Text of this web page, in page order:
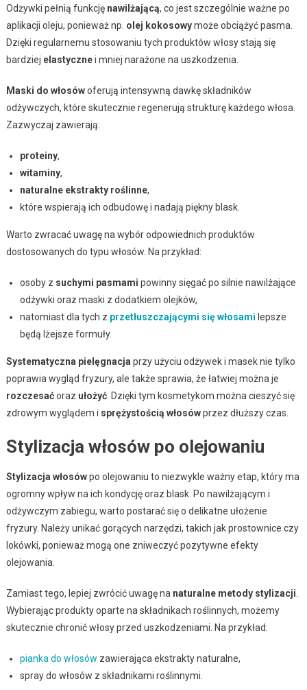
Odżywki pełnią funkcję nawilżającą, co jest szczególnie ważne po
aplikacji oleju, ponieważ np. olej kokosowymoże obciążyć pasma.
Dzięki regularnemu stosowaniu tych produktów włosy stają się
bardziej elastycznei mniej narażone na uszkodzenia.
Maski do włosówoferują intensywną dawkę składników
odżywczych, które skutecznie regenerują strukturę każdego włosa.
Zazwyczaj zawierają:
proteiny,
witaminy,
naturalne ekstrakty roślinne,
które wspierają ich odbudowę i nadają piękny blask.
Warto zwracać uwagę na wybór odpowiednich produktów
dostosowanych do typu włosów. Na przykład:
osoby z suchymi pasmami powinny sięgać po silnie nawilżające
odżywki oraz maski z dodatkiem olejków,
natomiast dla tych z przetłuszczającymi się włosami lepsze
będą lżejsze formuły.
Systematyczna pielęgnacja przy użyciu odżywek i masek nie tylko
poprawia wygląd fryzury, ale także sprawia, że łatwiej można je
rozczesaćoraz ułożyć. Dzięki tym kosmetykom można cieszyć się
zdrowym wyglądem i sprężystością włosówprzez dłuższy czas.
Stylizacja włosów po olejowaniu
Stylizacja włosówpo olejowaniu to niezwykle ważny etap, który ma
ogromny wpływ na ich kondycję oraz blask. Po nawilżającym i
odżywczym zabiegu, warto postarać się o delikatne ułożenie
fryzury. Należy unikać gorących narzędzi, takich jak prostownice czy
lokówki, ponieważ mogą one zniweczyć pozytywne efekty
olejowania.
Zamiast tego, lepiej zwrócić uwagę na naturalne metody stylizacji
Wybierając produkty oparte na składnikach roślinnych, możemy
skutecznie chronić włosy przed uszkodzeniami. Na przykład:
pianka do włosów zawierająca ekstrakty naturalne,
spray do włosów z składnikami roślinnymi.